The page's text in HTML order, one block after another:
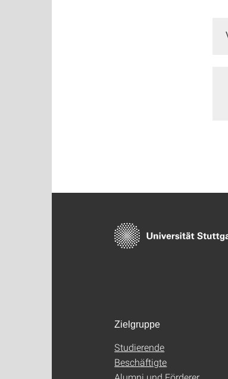
Zielgruppe
Studierende
Beschäftigte